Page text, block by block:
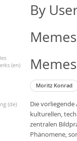
By
(en)
Moritz Konrad
(de)
Die vorliegende
kulturellen,
zentralen
Phänomene,